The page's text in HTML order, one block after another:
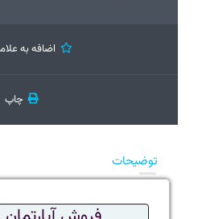
اضافه به
چاپ
توضیحات